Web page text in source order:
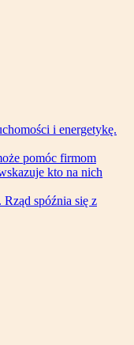
i energetykę.
pomóc firmom
kto na nich
spóźnia się z